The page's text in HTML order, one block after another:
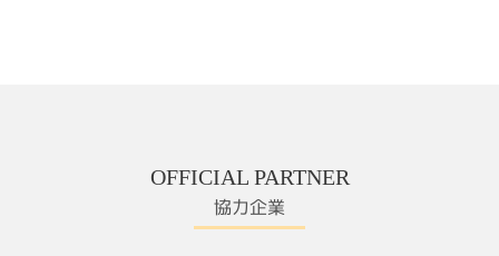
OFFICIAL PARTNER
協力企業